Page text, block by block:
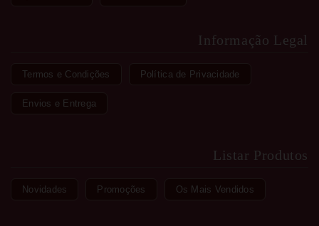
Informação Legal
Termos e Condições Política de Privacidade
Envios e Entrega
Listar Produtos
Novidades Promoções Os Mais Vendidos